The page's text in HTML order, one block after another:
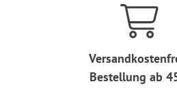
Bestellung ab